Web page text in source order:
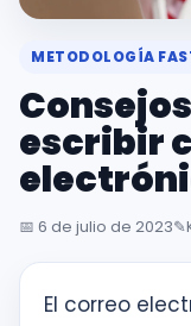
Habla
inglés
desde
la
primera
Intranet
METODOLOGÍA
escribir
📅 6 de julio de 2023✎️
El correo